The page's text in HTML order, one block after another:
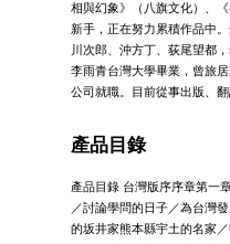
相與幻象》（八旗文化）、
新手，正在努力累積作品中
川次郎、沖方丁、荻尾望都
李雨青台灣大學畢業，曾旅
公司就職。目前從事出版、翻
產品目錄
產品目錄 台灣版序序章第一
／討論學問的日子／為台灣
的坂井家熊本縣宇土的名家